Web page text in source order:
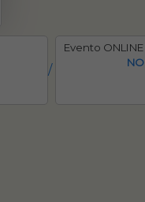
/
Evento ONLINE
NO